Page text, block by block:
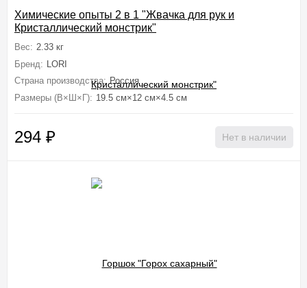
Химические опыты 2 в 1 "Жвачка для рук и
Кристаллический монстрик"
Вес: 2.33 кг
Бренд:
LORI
Страна производства: Россия
Размеры (В×Ш×Г): 19.5 см×12 см×4.5 см
294 ₽ Нет в наличии